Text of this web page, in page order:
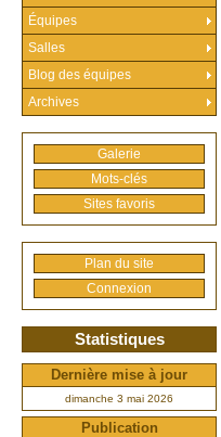
Équipes
Salles
Blog des équipes
Archives
Galerie
Mots-clés
Sites favoris
Plan du site
Connexion
Statistiques
Dernière mise à jour
dimanche 3 mai 2026
Publication